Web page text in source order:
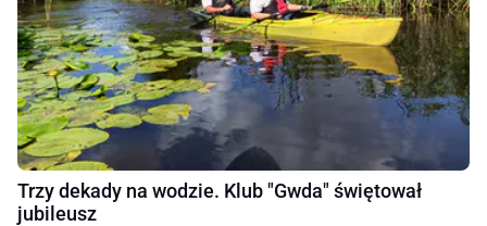
Trzy dekady na wodzie. Klub "Gwda" świętował
jubileusz